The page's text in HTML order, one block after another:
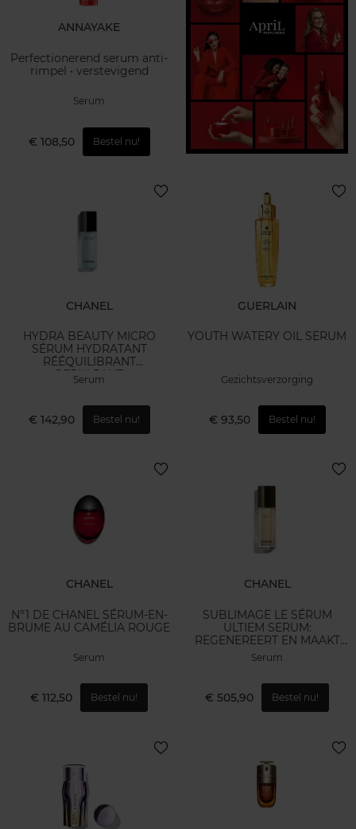
ANNAYAKE
Perfectionerend serum anti-
rimpel • verstevigend
Serum
€ 108,50 Bestel nu!
CHANEL
HYDRA BEAUTY MICRO
SÉRUM HYDRATANT
RÉÉQUILIBRANT
REPULPANT
Serum
€ 142,90 Bestel nu!
GUERLAIN
YOUTH WATERY OIL SERUM
Gezichtsverzorging
€ 93,50 Bestel nu!
CHANEL
N°1 DE CHANEL SÉRUM-EN-
BRUME AU CAMÉLIA ROUGE
Serum
€ 112,50 Bestel nu!
CHANEL
SUBLIMAGE LE SÉRUM
ULTIEM SERUM:
REGENEREERT EN MAAKT
DICHTER
Serum
€ 505,90 Bestel nu!